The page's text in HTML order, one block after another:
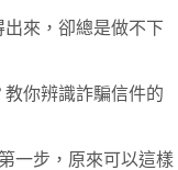
來，卻總是做不下
你辨識詐騙信件的
一步，原來可以這樣